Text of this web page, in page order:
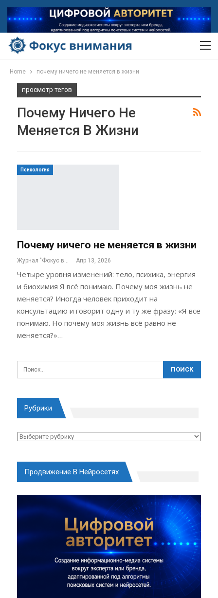
Home почему ничего не меняется в жизни
просмотр тегов
Почему Ничего Не
Меняется В Жизни
Психология
Почему ничего не меняется в жизни
Журнал "Фокус внимания" Апр 13, 2026
Четыре уровня изменений: тело, психика, энергия
и биохимия Я всё понимаю. Почему моя жизнь не
меняется? Иногда человек приходит на
консультацию и говорит одну и ту же фразу: «Я всё
понимаю. Но почему моя жизнь всё равно не
меняется?»…
Рубрики
Рубрики
Продвижение В Нейросетях